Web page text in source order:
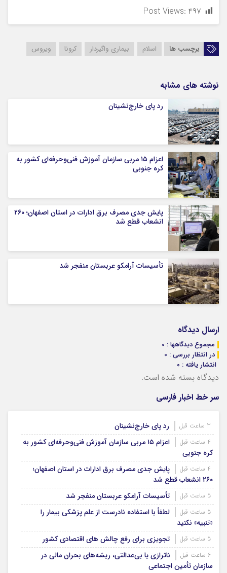
Post Views: ۴۹۷
برچسب ها اسلام بیماری واگیردار کرونا ویروس
نوشته های مشابه
رد پای خارج‌نشینان
اعزام ۱۵ مربی سازمان آموزش فنی‌وحرفه‌ای کشور به
کره جنوبی
پایش جدی مصرف برق ادارات در استان اصفهان؛ ۲۶۰
انشعاب قطع شد
تأسیسات آرامکو عربستان منفجر شد
ارسال دیدگاه
مجموع دیدگاهها : 0
در انتظار بررسی : 0
انتشار یافته : ۰
دیدگاه بسته شده است.
سر خط اخبار فارسی
رد پای خارج‌نشینان
اعزام ۱۵ مربی سازمان آموزش فنی‌وحرفه‌ای کشور به
کره جنوبی
پایش جدی مصرف برق ادارات در استان اصفهان؛
۲۶۰ انشعاب قطع شد
تأسیسات آرامکو عربستان منفجر شد
لطفاً با استفاده نادرست از علم پزشکی بیمار را
«تنبیه» نکنید
تجویزی برای رفع چالش های اقتصادی کشور
ناترازی یا بی‌عدالتی، ریشه‌های بحران مالی در
سازمان تأمین اجتماعی